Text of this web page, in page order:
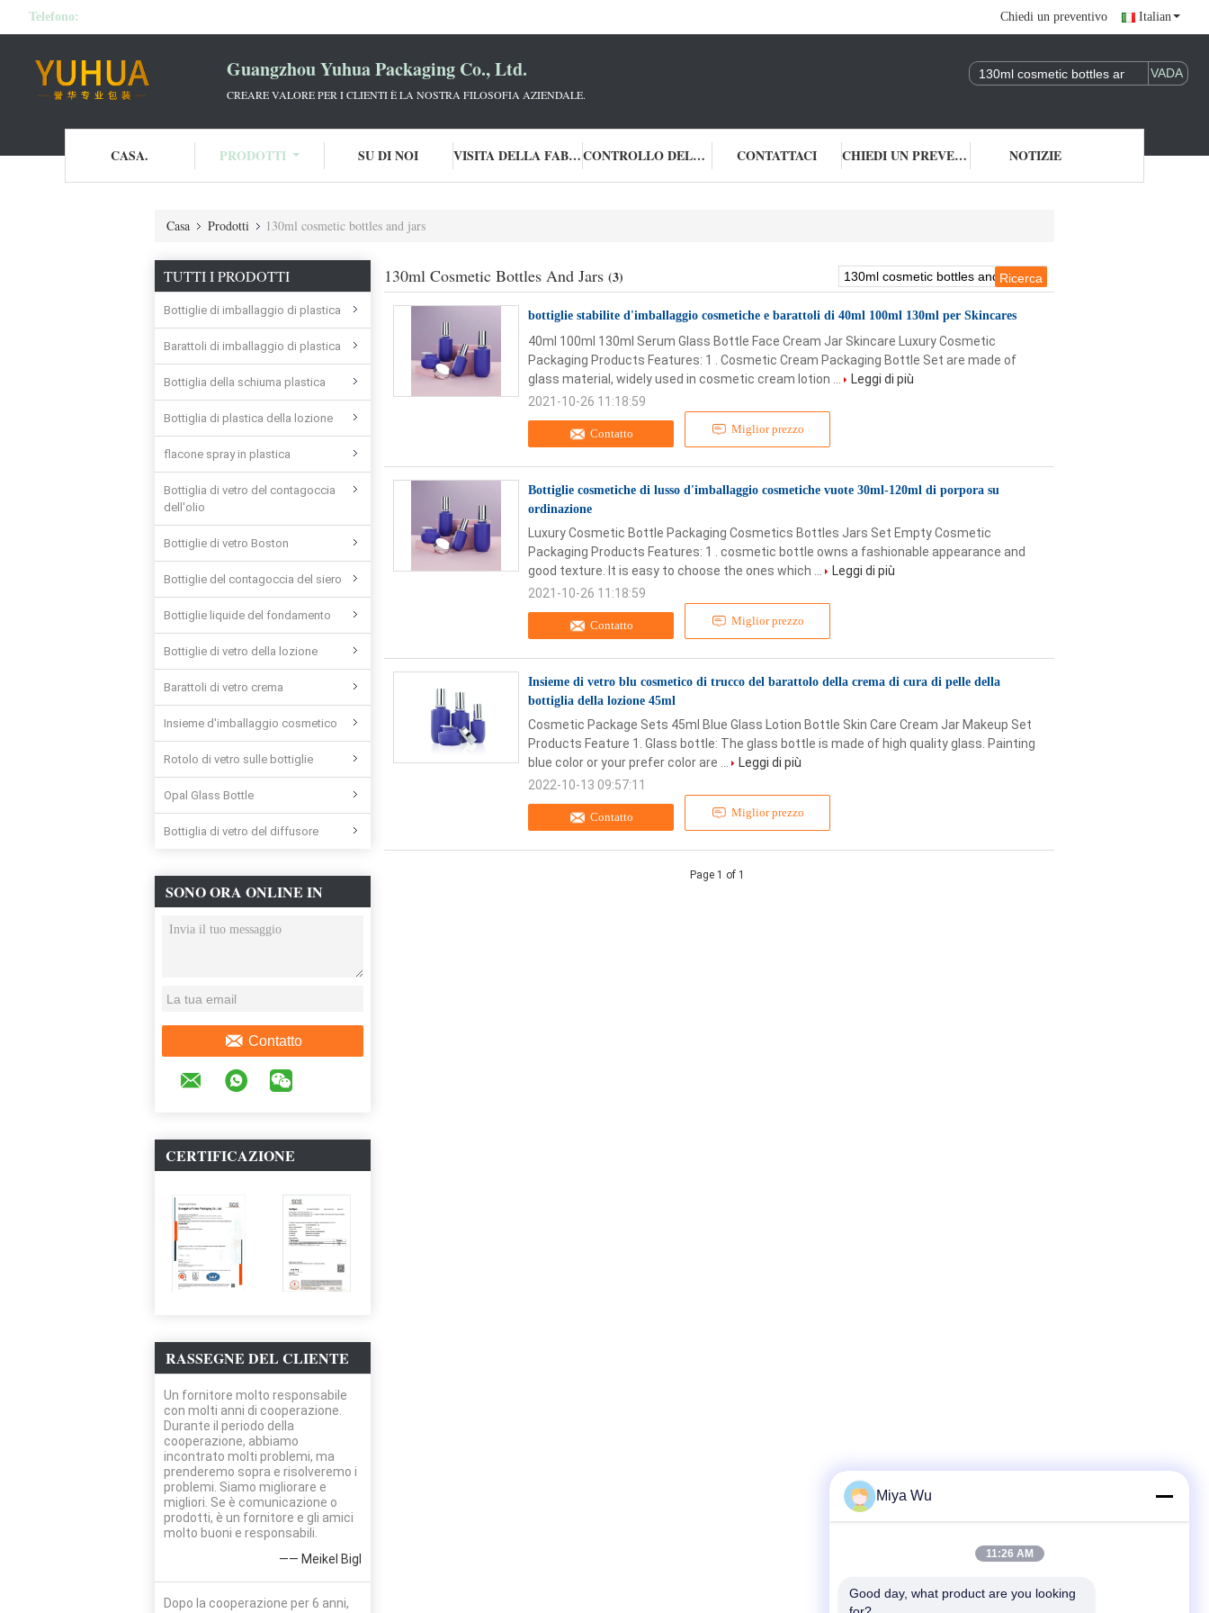
Telefono: Chiedi un preventivo Italian
Guangzhou Yuhua Packaging Co., Ltd.
CREARE VALORE PER I CLIENTI È LA NOSTRA FILOSOFIA AZIENDALE.
CASA. PRODOTTI SU DI NOI VISITA DELLA FABBRICA CONTROLLO DELLA QUALITÀ CONTATTACI CHIEDI UN PREVENTIVO NOTIZIE
Casa Prodotti 130ml cosmetic bottles and jars
TUTTI I PRODOTTI
Bottiglie di imballaggio di plastica
Barattoli di imballaggio di plastica
Bottiglia della schiuma plastica
Bottiglia di plastica della lozione
flacone spray in plastica
Bottiglia di vetro del contagoccia
dell'olio
Bottiglie di vetro Boston
Bottiglie del contagoccia del siero
Bottiglie liquide del fondamento
Bottiglie di vetro della lozione
Barattoli di vetro crema
Insieme d'imballaggio cosmetico
Rotolo di vetro sulle bottiglie
Opal Glass Bottle
Bottiglia di vetro del diffusore
SONO ORA ONLINE IN
CHAT
Contatto
CERTIFICAZIONE
RASSEGNE DEL CLIENTE
Un fornitore molto responsabile
con molti anni di cooperazione.
Durante il periodo della
cooperazione, abbiamo
incontrato molti problemi, ma
prenderemo sopra e risolveremo i
problemi. Siamo migliorare e
migliori. Se è comunicazione o
prodotti, è un fornitore e gli amici
molto buoni e responsabili.
—— Meikel Bigl
Dopo la cooperazione per 6 anni,
130ml Cosmetic Bottles And Jars (3)
bottiglie stabilite d'imballaggio cosmetiche e barattoli di 40ml 100ml 130ml per Skincares
Contatto Miglior prezzo
40ml 100ml 130ml Serum Glass Bottle Face Cream Jar Skincare Luxury Cosmetic
Packaging Products Features: 1 . Cosmetic Cream Packaging Bottle Set are made of
glass material, widely used in cosmetic cream lotion ...
Leggi di più
2021-10-26 11:18:59
Bottiglie cosmetiche di lusso d'imballaggio cosmetiche vuote 30ml-120ml di porpora su
ordinazione
Contatto Miglior prezzo
Luxury Cosmetic Bottle Packaging Cosmetics Bottles Jars Set Empty Cosmetic
Packaging Products Features: 1 . cosmetic bottle owns a fashionable appearance and
good texture. It is easy to choose the ones which ...
Leggi di più
2021-10-26 11:18:59
Insieme di vetro blu cosmetico di trucco del barattolo della crema di cura di pelle della
bottiglia della lozione 45ml
Contatto Miglior prezzo
Cosmetic Package Sets 45ml Blue Glass Lotion Bottle Skin Care Cream Jar Makeup Set
Products Feature 1. Glass bottle: The glass bottle is made of high quality glass. Painting
blue color or your prefer color are ...
Leggi di più
2022-10-13 09:57:11
Page 1 of 1
Miya Wu
11:26 AM
Good day, what product are you looking